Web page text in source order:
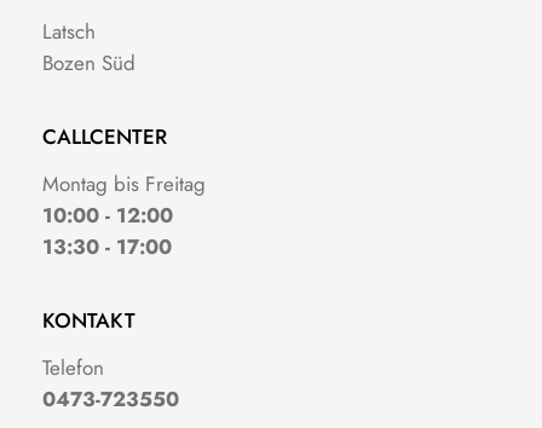
Latsch
Bozen Süd
CALLCENTER
Montag bis Freitag
10:00 - 12:00
13:30 - 17:00
KONTAKT
Telefon
0473-723550